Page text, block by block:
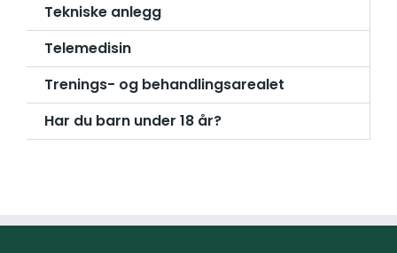
Tekniske anlegg
Telemedisin
Trenings- og behandlingsarealet
Har du barn under 18 år?